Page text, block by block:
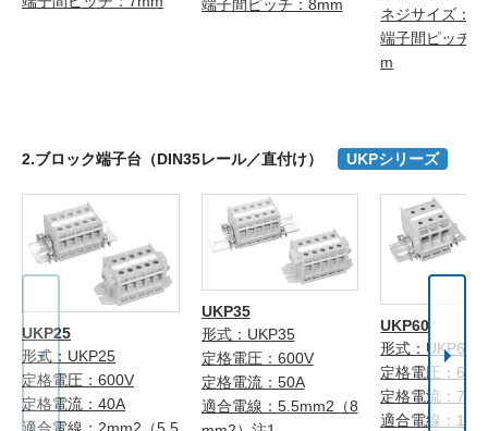
端子間ピッチ：8mm
ネジサイズ：
端子間ピッチ
m
2.ブロック端子台（DIN35レール／直付け） UKPシリーズ
UKP25
形式：UKP25
定格電圧：600V
定格電流：40A
UKP35
形式：UKP35
定格電圧：600V
定格電流：50A
適合電線：5.5mm2（8
UKP60
形式：UKP60
定格電圧：
定格電流：70A
適合電線：